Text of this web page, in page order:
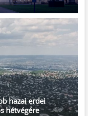
hazai erdei
hétvégére